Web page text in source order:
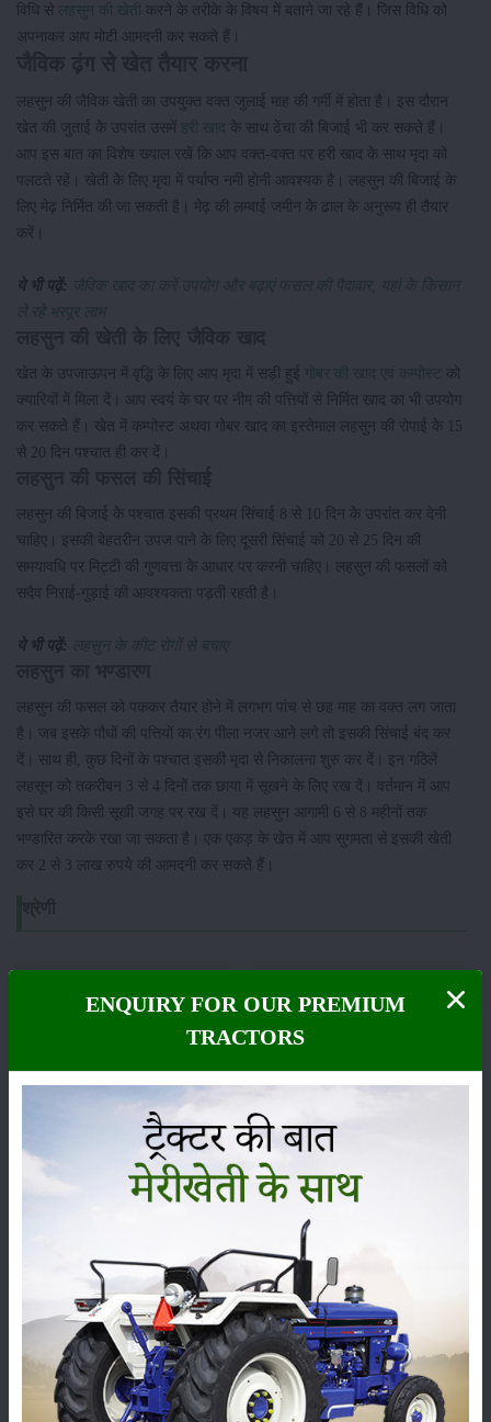
विधि से
लहसुन की खेती
करने के तरीके के विषय में बताने जा रहे हैं। जिस विधि को
अपनाकर आप मोटी आमदनी कर सकते हैं।
लहसुन की जैविक खेती का उपयुक्त वक्त जुलाई माह की गर्मी में होता है। इस दौरान
खेत की जुताई के उपरांत उसमें
हरी खाद के साथ ढेंचा की बिजाई भी कर सकते हैं।
आप इस बात का विशेष ख्याल रखें कि आप वक्त-वक्त पर हरी खाद के साथ मृदा को
पलटते रहें। खेती के लिए मृदा में पर्याप्त नमी होनी आवश्यक है। लहसुन की बिजाई के
लिए मेढ़ निर्मित की जा सकती है। मेढ़ की लम्बाई जमीन के ढाल के अनुरूप ही तैयार
करें।
ये भी पढ़ें:
जैविक खाद का करें उपयोग और बढ़ाएं फसल की पैदावार, यहां के किसान
ले रहे भरपूर लाभ
खेत के उपजाऊपन में वृद्धि के लिए आप मृदा में सड़ी हुई गोबर की खाद एवं कम्पोस्ट
को
क्यारियों में मिला दें। आप स्वयं के घर पर नीम की पत्तियों से निर्मित खाद का भी उपयोग
कर सकते हैं। खेत में कम्पोस्ट अथवा गोबर खाद का इस्तेमाल लहसुन की रोपाई के 15
से 20 दिन पश्चात ही कर दें।
लहसुन की बिजाई के पश्चात इसकी प्रथम सिंचाई 8 से 10 दिन के उपरांत कर देनी
चाहिए। इसकी बेहतरीन उपज पाने के लिए दूसरी सिंचाई को 20 से 25 दिन की
समयावधि पर मिट्टी की गुणवत्ता के आधार पर करनी चाहिए। लहसुन की फसलों को
सदैव निराई-गुड़ाई की आवश्यकता पड़ती रहती है।
ये भी पढ़ें: लहसुन के कीट रोगों से बचाए
लहसुन की फसल को पककर तैयार होने में लगभग पांच से छह माह का वक्त लग जाता
है। जब इसके पौधों की पत्तियों का रंग पीला नजर आने लगे तो इसकी सिंचाई बंद कर
दें। साथ ही, कुछ दिनों के पश्चात इसकी मृदा से निकालना शुरु कर दें। इन गठिलें
लहसून को तकरीबन 3 से 4 दिनों तक छाया में सूखने के लिए रख दें। वर्तमान में आप
इसे घर की किसी सूखी जगह पर रख दें। यह लहसुन आगामी 6 से 8 महीनों तक
भण्डारित करके रखा जा सकता है। एक एकड़ के खेत में आप सुगमता से इसकी खेती
कर 2 से 3 लाख रुपये की आमदनी कर सकते हैं।
कीटनाशक
कृषि यंत्र समाचार
सम्पादकीय अन्य
ENQUIRY FOR OUR PREMIUM
TRACTORS